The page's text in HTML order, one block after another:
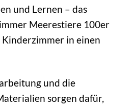
und Lernen – das
Meerestiere 100er
in einen
und die
sorgen dafür,